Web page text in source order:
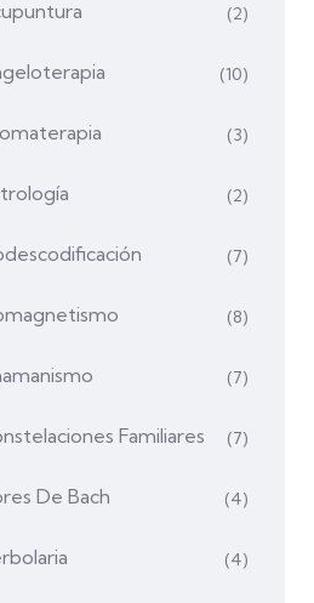
(2)
(10)
(3)
(2)
(7)
(8)
(7)
Familiares (7)
De Bach (4)
(4)